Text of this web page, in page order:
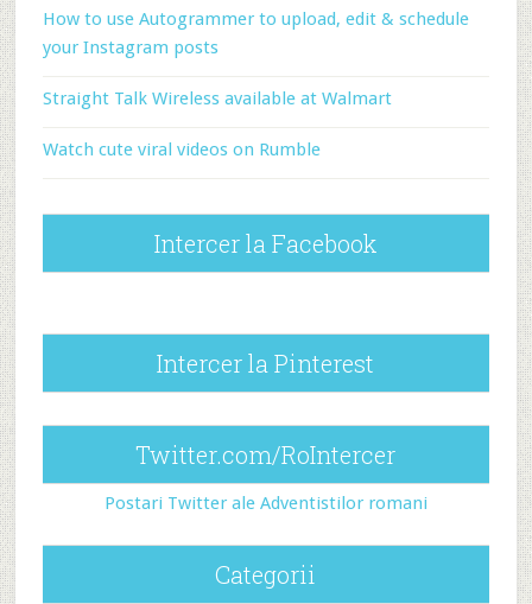
How to use Autogrammer to upload, edit & schedule
your Instagram posts
Straight Talk Wireless available at Walmart
Watch cute viral videos on Rumble
Intercer la Facebook
Intercer la Pinterest
Twitter.com/RoIntercer
Postari Twitter ale Adventistilor romani
Categorii